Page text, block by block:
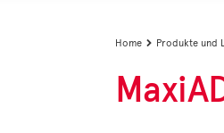
Home  Produkte und